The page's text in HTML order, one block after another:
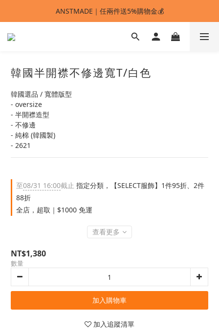
ANSTMADE｜任兩件送5%購物金💰
ANSTMADE｜任兩件送5%購物金💰
🚩 【SELECT服飾】1件95折、2件88折
ANSTMADE｜任兩件送5%購物金💰
韓國半開襟不修邊寬T/白色
韓國選品 / 寬體版型
- oversize
- 半開襟造型
- 不修邊
- 純棉 (韓國製)
- 2621
至08/31 16:00截止 指定分類，【SELECT服飾】1件95折、2件
88折
全店，超取｜$1000 免運
查看更多
NT$1,380
數量
加入購物車
加入追蹤清單